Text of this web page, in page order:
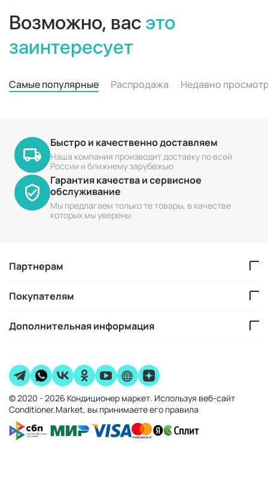
Возможно, вас это
заинтересует
Самые популярные Распродажа Недавно
Быстро и качественно доставляем
Наша компания производит доставку по всей
России и ближнему зарубежью
Гарантия качества и сервисное
обслуживание
Мы предлагаем только те товары, в качестве
которых мы уверены
Партнерам
Покупателям
Дополнительная информация
© 2020 - 2026 Кондиционер маркет. Используя веб-сайт
Conditioner.Market, вы принимаете его правила